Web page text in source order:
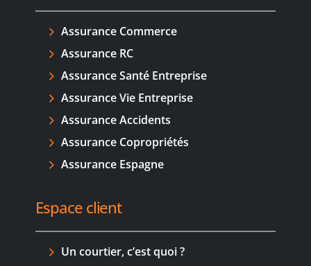
Assurance Commerce
Assurance RC
Assurance Santé Entreprise
Assurance Vie Entreprise
Assurance Accidents
Assurance Copropriétés
Assurance Espagne
Espace client
Un courtier, c’est quoi ?